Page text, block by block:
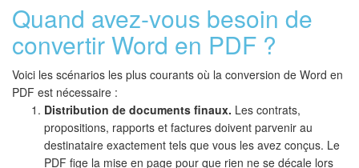
Quand avez-vous besoin de
convertir Word en PDF ?
Voici les scénarios les plus courants où la conversion de Word en
PDF est nécessaire :
Distribution de documents finaux. Les contrats,
propositions, rapports et factures doivent parvenir au
destinataire exactement tels que vous les avez conçus. Le
PDF fige la mise en page pour que rien ne se décale lors